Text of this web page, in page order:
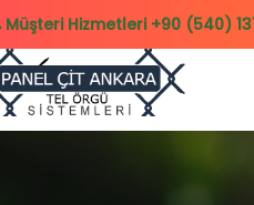
Müşteri Hizmetleri +90 (540)